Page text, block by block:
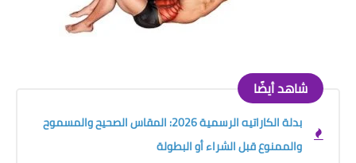
شاهد أيضًا
بدلة الكاراتيه الرسمية 2026: المقاس الصحيح والمسموح
والممنوع قبل الشراء أو البطولة